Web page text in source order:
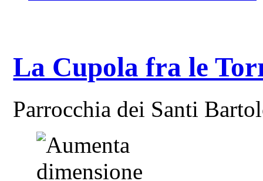
La Cupola fra le
Parrocchia dei Santi